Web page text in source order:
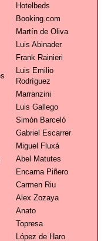
Hotelbeds
Booking.com
Martín de Oliva
Luis Abinader
Frank Rainieri
Luis Emilio
Rodríguez
Marranzini
Luis Gallego
Simón Barceló
Gabriel Escarrer
Miguel Fluxá
Abel Matutes
Encarna Piñero
Carmen Riu
Alex Zozaya
Anato
Topresa
López de Haro